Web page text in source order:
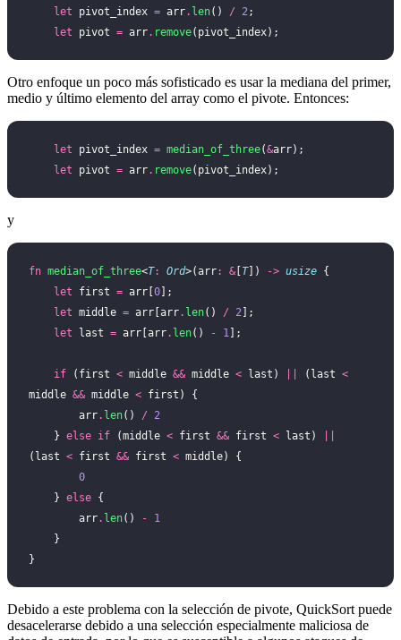
    let
pivot_index = arr. len() / 2;
    let
pivot = arr. remove(pivot_index);
Otro enfoque un poco más sofisticado es usar la mediana del primer,
medio y último elemento del array como el pivote. Entonces:
    let
pivot_index = median_of_three(&arr);
    let
pivot = arr. remove(pivot_index);
y
fn median_of_three<T: Ord>(arr: & T]) -> usize {
    let
first = arr[ 0 ];
    let
middle = arr[arr. len() / 2 ];
    let
last = arr[arr. len() - 1 ];
    if
(first < middle && middle < last) (last <
middle && middle < first) {
        arr
. len() / 2
    }
else if (middle < first && first < last)
(last < first && first < middle) {
        0
    }
else {
        arr
. len() - 1
    }
}
Debido a este problema con la selección de pivote, QuickSort puede
desacelerarse debido a una selección especialmente maliciosa de